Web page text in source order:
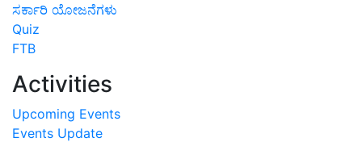
ಸರ್ಕಾರಿ ಯೋಜನೆಗಳು
Quiz
FTB
Activities
Upcoming Events
Events Update